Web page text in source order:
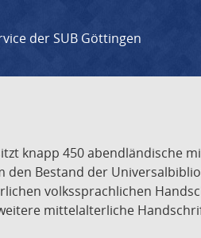
der SUB Göttingen
knapp 450 abendländische
Bestand der
volkssprachlichen
mittelalterliche